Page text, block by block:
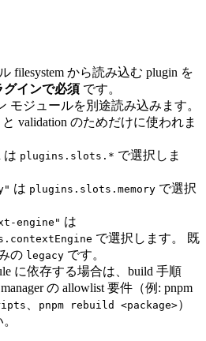
filesystem から読み込む plugin を
グインで必須 です。
モジュールを別途読み込みます。
と validation のためだけに使われま
は plugins.slots.* で選択しま
は plugins.slots.memory で選択
engine" は
で選択します。 既
の legacy です。
に依存する場合は、build 手順
の allowlist 要件（例: pnpm
pnpm rebuild <package>）